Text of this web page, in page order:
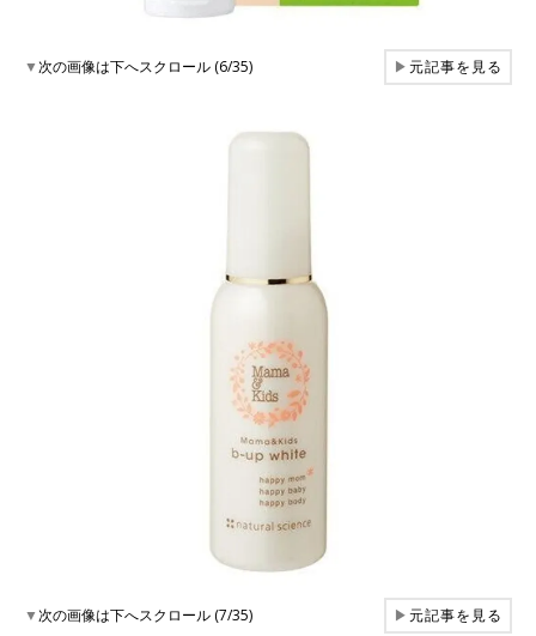
▼次の画像は下へスクロール (6/35) ▶元記事を見る
▼次の画像は下へスクロール (7/35) ▶元記事を見る